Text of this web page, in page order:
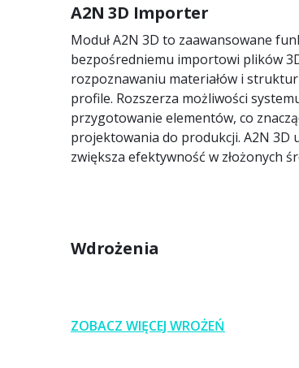
A2N 3D Importer
Moduł A2N 3D to zaawansowane
bezpośredniemu importowi plików
rozpoznawaniu materiałów i
profile. Rozszerza możliwości
przygotowanie elementów, co
projektowania do produkcji. A2N 3D
zwiększa efektywność w złożonych
Wdrożenia
ZOBACZ WIĘCEJ WROŻEŃ